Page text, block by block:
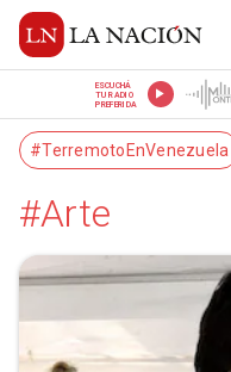
ESCUCHÁ
TU RADIO
PREFERIDA
#TerremotoEnVenezuela
#Arte